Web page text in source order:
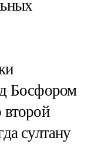
Босфором
второй
султану